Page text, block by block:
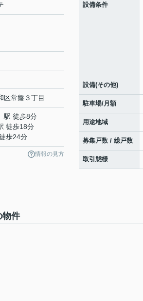
区常盤 ３丁目
」駅 徒歩8分
徒歩18分
歩24分
情報の見方
設備条件
設備(その他)
駐車場/月額
用途地域
募集戸数 / 総戸数
取引態様
物件